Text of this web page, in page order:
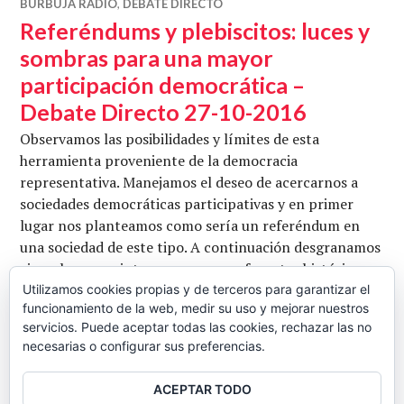
BURBUJA RADIO, DEBATE DIRECTO
Referéndums y plebiscitos: luces y
sombras para una mayor
participación democrática –
Debate Directo 27-10-2016
Observamos las posibilidades y límites de esta
herramienta proveniente de la democracia
representativa. Manejamos el deseo de acercarnos a
sociedades democráticas participativas y en primer
lugar nos planteamos como sería un referéndum en
una sociedad de este tipo. A continuación desgranamos
ejemplos y nos interesamos por referentes históricos.
Vamos arribando a conjeturar la posibilidad de un
referéndum legal en nuestro país con respecto a
Catalunya. …Seguir leyendoReferéndums y
Utilizamos cookies propias y de terceros para garantizar el
funcionamiento de la web, medir su uso y mejorar nuestros
servicios. Puede aceptar todas las cookies, rechazar las no
necesarias o configurar sus preferencias.
ACEPTAR TODO